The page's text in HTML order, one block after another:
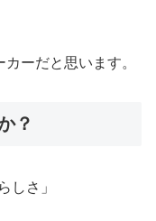
ーだと思います。
？
しさ」